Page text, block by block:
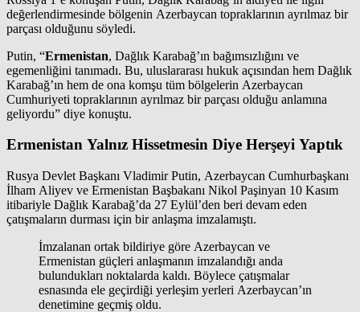
değerlendirmesinde bölgenin Azerbaycan topraklarının ayrılmaz bir
parçası olduğunu söyledi.
Putin, “Ermenistan, Dağlık Karabağ’ın bağımsızlığını ve
egemenliğini tanımadı. Bu, uluslararası hukuk açısından hem Dağlık
Karabağ’ın hem de ona komşu tüm bölgelerin Azerbaycan
Cumhuriyeti topraklarının ayrılmaz bir parçası olduğu anlamına
geliyordu” diye konuştu.
Ermenistan Yalnız Hissetmesin Diye Herşeyi Yaptık
Rusya Devlet Başkanı Vladimir Putin, Azerbaycan Cumhurbaşkanı
İlham Aliyev ve Ermenistan Başbakanı Nikol Paşinyan 10 Kasım
itibariyle Dağlık Karabağ’da 27 Eylül’den beri devam eden
çatışmaların durması için bir anlaşma imzalamıştı.
İmzalanan ortak bildiriye göre Azerbaycan ve
Ermenistan güçleri anlaşmanın imzalandığı anda
bulundukları noktalarda kaldı. Böylece çatışmalar
esnasında ele geçirdiği yerleşim yerleri Azerbaycan’ın
denetimine geçmiş oldu.